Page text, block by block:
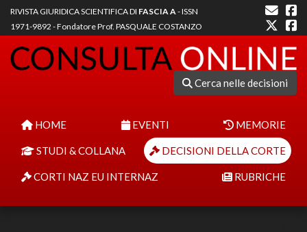
RIVISTA GIURIDICA SCIENTIFICA DI FASCIA A- ISSN
1971-9892 - Fondatore Prof. PASQUALE COSTANZO
Cerca nelle decisioni
HOME EVENTI MEMORIE
STUDI & COLLANA DECISIONI DELLA CORTE
CORTI NAZ EU INTERNAZ RUBRICHE